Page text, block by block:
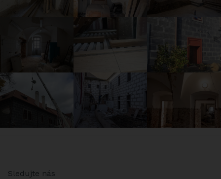
Sledujte nás